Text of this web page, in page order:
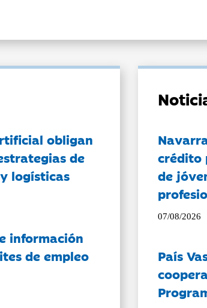
obligan
de
logísticas
información
de empleo
crédito
de
07/08/2026
País